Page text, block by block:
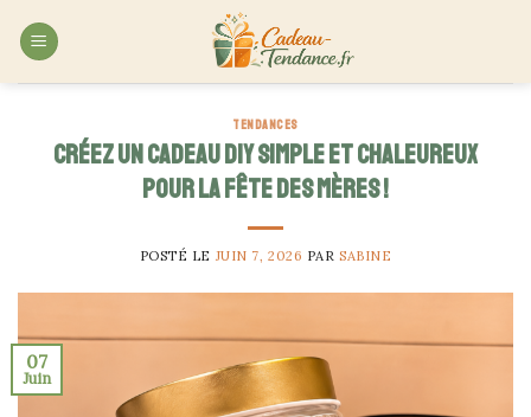
TENDANCES
Créez un cadeau DIY simple et chaleureux
pour la fête des mères !
POSTÉ LE JUIN 7, 2026 PARSABINE
07
Juin